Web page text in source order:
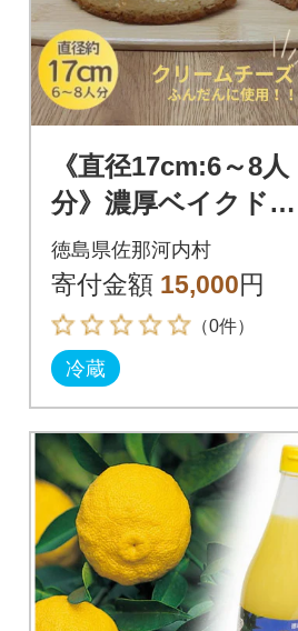
《直径17cm:6～8人
分》濃厚ベイクドチ
ーズケーキ1ホール
クリームチーズたっ
ぷり!
徳島県佐那河内村
寄付金額 15,000円
（0件）
冷蔵